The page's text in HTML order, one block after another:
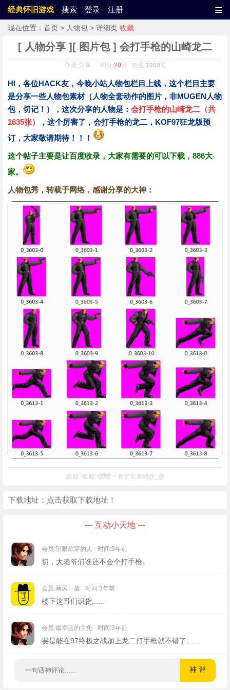
经典怀旧游戏 搜索 登录 注册 ≡
现在位置： 首页 > 人物包 > 详细页 收藏
[ 人物分享 ][ 图片包 ] 会打手枪的山崎龙二
作者:分享 积分:20分 热度:1969℃
HI，各位HACK友，今晚小站人物包栏目上线，这个栏目主要
是分享一些人物包素材（人物全套动作的图片，非MUGEN人物
包，切记！），这次分享的人物是： 会打手枪的山崎龙二（共
1635张）
，这个厉害了，会打手枪的龙二，KOF97狂龙版预
订，大家敬请期待！！！
这个帖子主要是让百度收录，大家有需要的可以下载，886大
家。
人物包秀，转载于网络，感谢分享的大神：
欢迎~欢迎~嘿嘿~~有空常来哟@_@
下载地址： 点击获取下载地址！
--- 互动小天地 ---
会员:望眼欲穿的人 时间:3年前
切，大老爷们谁还不会个打手枪。
会员:暴风一族 时间:3年前
楼下这哥们识货......
会员:最幸运的主角 时间:3年前
要是能在97终极之战加上龙二打手枪就不错了……